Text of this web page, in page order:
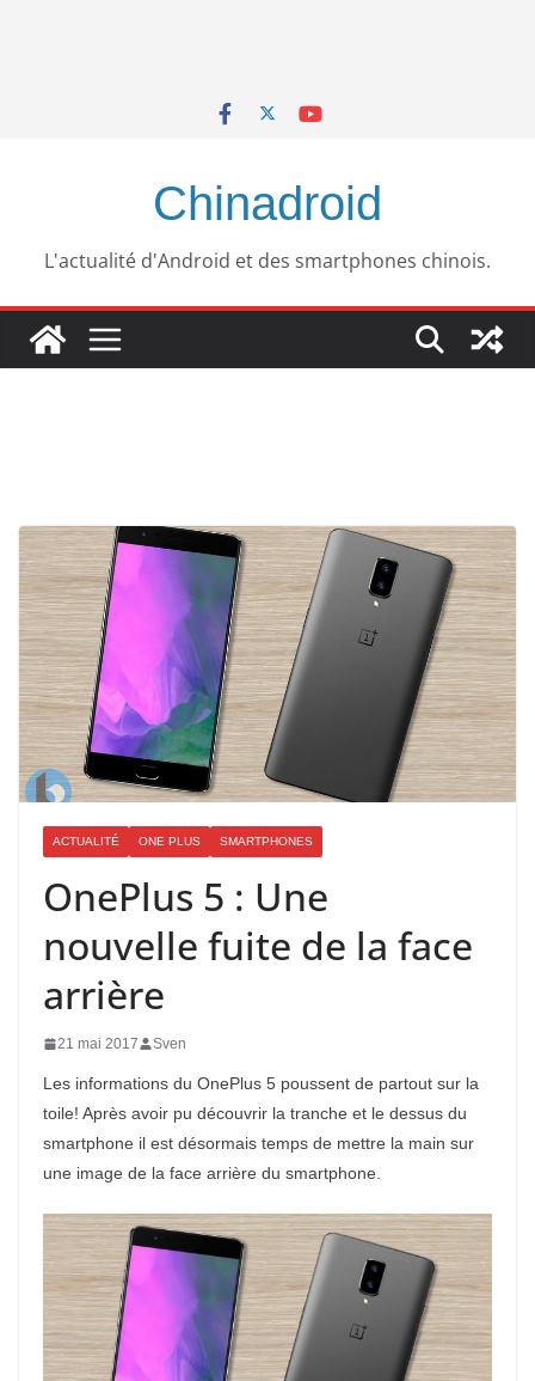
Chinadroid
L'actualité d'Android et des smartphones chinois.
ACTUALITÉ ONE PLUS SMARTPHONES
OnePlus 5 : Une
nouvelle fuite de la face
arrière
21 mai 2017 Sven
Les informations du OnePlus 5 poussent de partout sur la
toile! Après avoir pu découvrir la tranche et le dessus du
smartphone il est désormais temps de mettre la main sur
une image de la face arrière du smartphone.